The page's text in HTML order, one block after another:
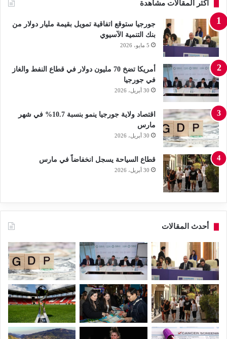
أكثر المقالات مشاهدة
جورجيا ستوقع اتفاقية تمويل بقيمة مليار دولار من
بنك التنمية الآسيوي
5 مايو، 2026
أمريكا تضخ 70 مليون دولار في قطاع النفط والغاز
في جورجيا
30 أبريل، 2026
اقتصاد ولاية جورجيا ينمو بنسبة 10.7% في شهر
مارس
30 أبريل، 2026
قطاع السياحة يسجل انخفاضاً في مارس
30 أبريل، 2026
أحدث المقالات